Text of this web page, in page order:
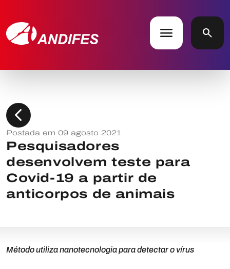
menu search
chevron_left
Postada em 09 agosto 2021
Pesquisadores
desenvolvem teste para
Covid-19 a partir de
anticorpos de animais
Método utiliza nanotecnologia para detectar o vírus